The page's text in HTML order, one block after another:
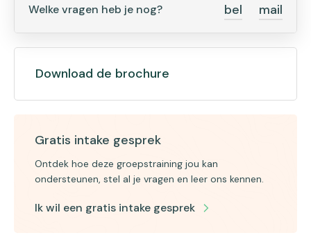
Welke vragen heb je nog? bel mail
Download de brochure
Gratis intake gesprek
Ontdek hoe deze groepstraining jou kan
ondersteunen, stel al je vragen en leer ons kennen.
Ik wil een gratis intake gesprek